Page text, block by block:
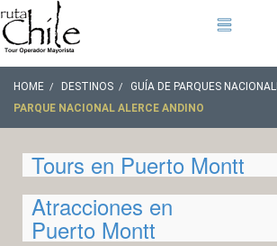
HOME DESTINOS
GUÍA DE PARQUES
PARQUE NACIONAL ALERCE ANDINO
Tours en Puerto Montt
Atracciones en
Puerto Montt